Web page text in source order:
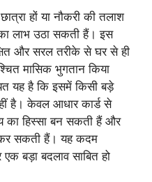
हों या नौकरी की तलाश
लाभ उठा सकती हैं। इस
और सरल तरीके से घर से ही
मासिक भुगतान किया
यह है कि इसमें किसी बड़े
है। केवल आधार कार्ड से
हिस्सा बन सकती हैं और
सकती हैं। यह कदम
बड़ा बदलाव साबित हो